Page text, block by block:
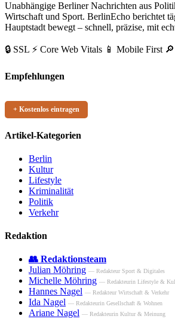
Unabhängige Berliner Nachrichten aus
Wirtschaft und Sport. BerlinEcho berichtet
Hauptstadt bewegt – schnell, präzise, mit
🔒 SSL ⚡ Core Web Vitals 📱 Mobile First
Empfehlungen
+ Kostenlos eintragen
Artikel-Kategorien
Berlin
Kultur
Lifestyle
Kriminalität
Politik
Verkehr
Redaktion
👥 Redaktionsteam
Julian Möhring — Redakteur Sport & Digitales
Michelle Möhring — Redakteurin Lifestyle &
Hannes Nagel — Redakteur Wirtschaft & Verkehr
Ida Nagel — Redakteurin Gesellschaft & Wohnen
Ariane Nagel — Redakteurin Kultur & Meinung